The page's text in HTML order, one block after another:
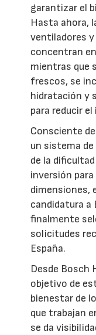
garantizar el
Hasta ahora,
ventiladores y
concentran
mientras que
frescos, se
hidratación y
para reducir
Consciente
un sistema
de la
inversión para
dimensiones,
candidatura a
finalmente
solicitudes
España.
Desde Bosch
objetivo de
bienestar de
que trabajan
se da